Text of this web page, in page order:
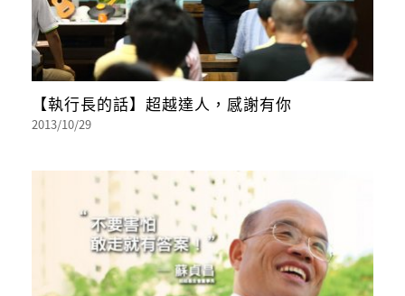
【執行長的話】超越達人，感謝有你
2013/10/29